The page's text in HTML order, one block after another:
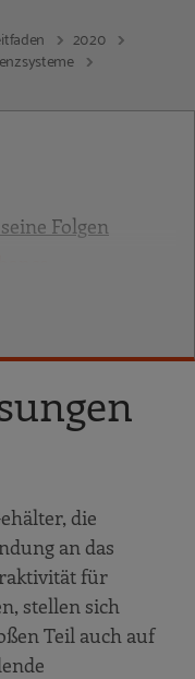
2020
Folgen
die
an das
für
stellen sich
Teil auch auf